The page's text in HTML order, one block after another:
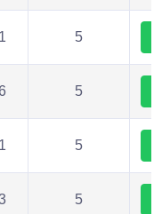
5
5
5
5